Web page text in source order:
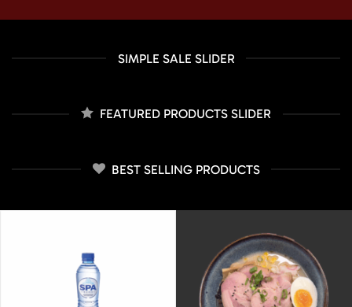
SIMPLE SALE SLIDER
FEATURED PRODUCTS SLIDER
BEST SELLING PRODUCTS